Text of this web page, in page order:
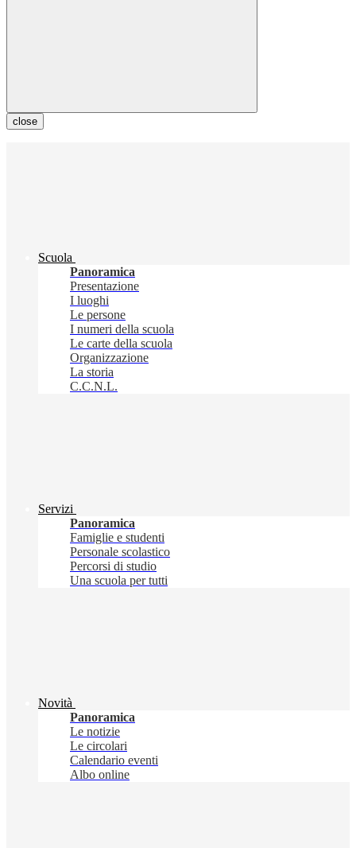
close
Scuola
Panoramica
Presentazione
I luoghi
Le persone
I numeri della scuola
Le carte della scuola
Organizzazione
La storia
C.C.N.L.
Servizi
Panoramica
Famiglie e studenti
Personale scolastico
Percorsi di studio
Una scuola per tutti
Novità
Panoramica
Le notizie
Le circolari
Calendario eventi
Albo online